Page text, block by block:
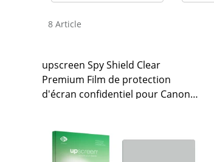
8 Article
upscreen Spy Shield Clear
Premium Film de protection
d'écran confidentiel pour Canon